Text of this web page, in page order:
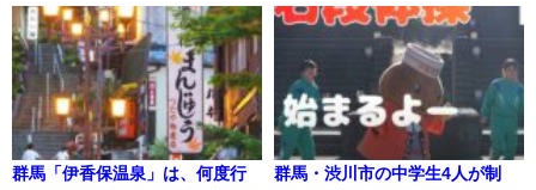
群馬「伊香保温泉」は、何度行
群馬・渋川市の中学生4人が制